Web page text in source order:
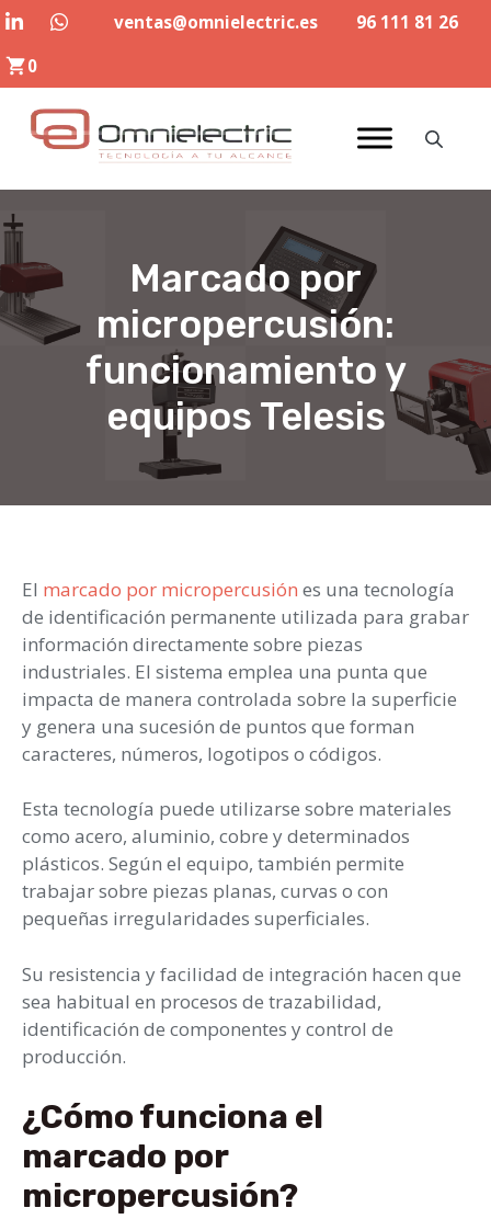
Saltar
contenido
ventas@omnielectric.es
96 111 81 26
0
Marcado por
micropercusión:
funcionamiento y
equipos Telesis
El marcado por micropercusión es una tecnología
de identificación permanente utilizada para grabar
información directamente sobre piezas
industriales. El sistema emplea una punta que
impacta de manera controlada sobre la superficie
y genera una sucesión de puntos que forman
caracteres, números, logotipos o códigos.
Esta tecnología puede utilizarse sobre materiales
como acero, aluminio, cobre y determinados
plásticos. Según el equipo, también permite
trabajar sobre piezas planas, curvas o con
pequeñas irregularidades superficiales.
Su resistencia y facilidad de integración hacen que
sea habitual en procesos de trazabilidad,
identificación de componentes y control de
producción.
¿Cómo funciona el
marcado por
micropercusión?